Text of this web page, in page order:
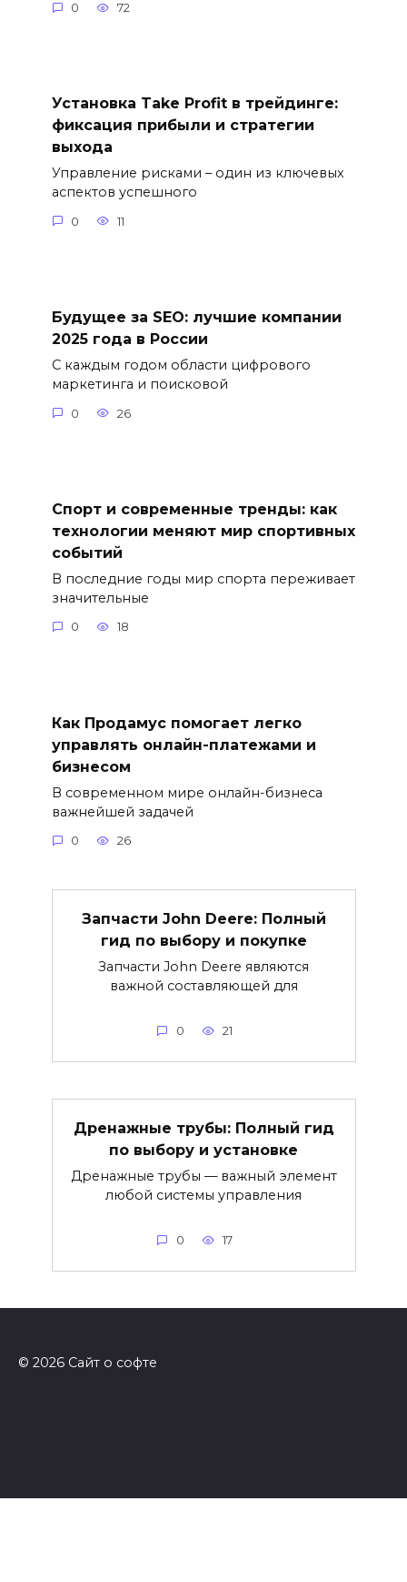
0 72
Установка Take Profit в трейдинге:
фиксация прибыли и стратегии
выхода
Управление рисками – один из ключевых
аспектов успешного
0 11
Будущее за SEO: лучшие компании
2025 года в России
С каждым годом области цифрового
маркетинга и поисковой
0 26
Спорт и современные тренды: как
технологии меняют мир спортивных
событий
В последние годы мир спорта переживает
значительные
0 18
Как Продамус помогает легко
управлять онлайн-платежами и
бизнесом
В современном мире онлайн-бизнеса
важнейшей задачей
0 26
Запчасти John Deere: Полный
гид по выбору и покупке
Запчасти John Deere являются
важной составляющей для
0 21
Дренажные трубы: Полный гид
по выбору и установке
Дренажные трубы — важный элемент
любой системы управления
0 17
© 2026 Сайт о софте